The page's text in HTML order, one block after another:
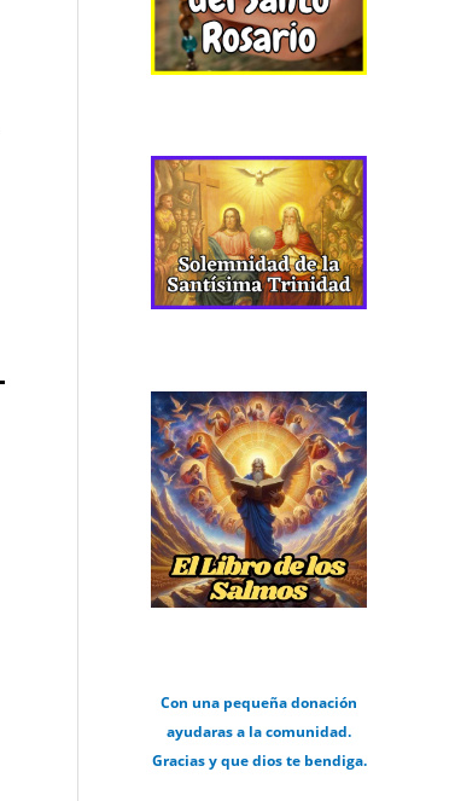
Con una pequeña donación
ayudaras a la comunidad.
Gracias y que dios te bendiga.